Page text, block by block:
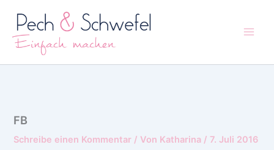
Inhalt
springen
FB
Schreibe einen Kommentar / Von Katharina /7. Juli 2016